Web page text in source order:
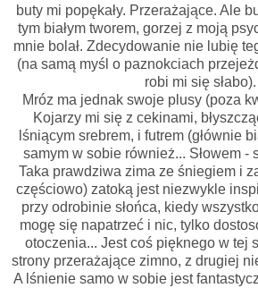
buty mi popękały. Przerażające. Ale
tym białym tworem, gorzej z moją
mnie bolał. Zdecydowanie nie lubię
(na samą myśl o paznokciach
robi mi się słabo).
Mróz ma jednak swoje plusy (poza
Kojarzy mi się z cekinami,
lśniącym srebrem, i futrem (głównie
samym w sobie również... Słowem -
Taka prawdziwa zima ze śniegiem i
częściowo) zatoką jest niezwykle
przy odrobinie słońca, kiedy
mogę się napatrzeć i nic, tylko
otoczenia... Jest coś pięknego w tej
strony przerażające zimno, z drugiej
A lśnienie samo w sobie jest